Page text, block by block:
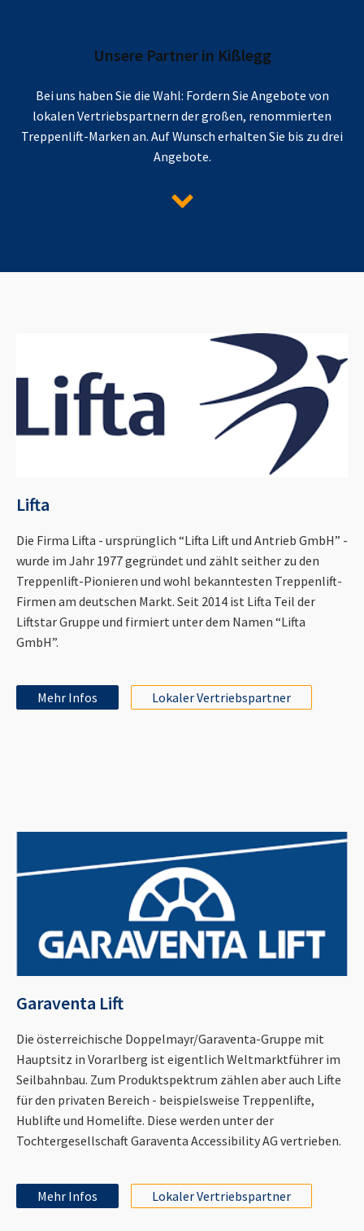
Unsere Partner in Kißlegg
Bei uns haben Sie die Wahl: Fordern Sie Angebote von
lokalen Vertriebspartnern der großen, renommierten
Treppenlift-Marken an. Auf Wunsch erhalten Sie bis zu drei
Angebote.
Lifta
Die Firma Lifta - ursprünglich “Lifta Lift und Antrieb GmbH” -
wurde im Jahr 1977 gegründet und zählt seither zu den
Treppenlift-Pionieren und wohl bekanntesten Treppenlift-
Firmen am deutschen Markt. Seit 2014 ist Lifta Teil der
Liftstar Gruppe und firmiert unter dem Namen “Lifta
GmbH”.
Mehr Infos Lokaler Vertriebspartner
Garaventa Lift
Die österreichische Doppelmayr/Garaventa-Gruppe mit
Hauptsitz in Vorarlberg ist eigentlich Weltmarktführer im
Seilbahnbau. Zum Produktspektrum zählen aber auch Lifte
für den privaten Bereich - beispielsweise Treppenlifte,
Hublifte und Homelifte. Diese werden unter der
Tochtergesellschaft Garaventa Accessibility AG vertrieben.
Mehr Infos Lokaler Vertriebspartner